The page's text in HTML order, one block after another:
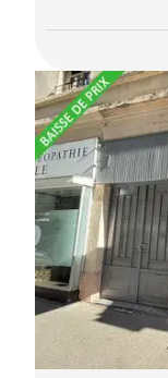
Opportunité